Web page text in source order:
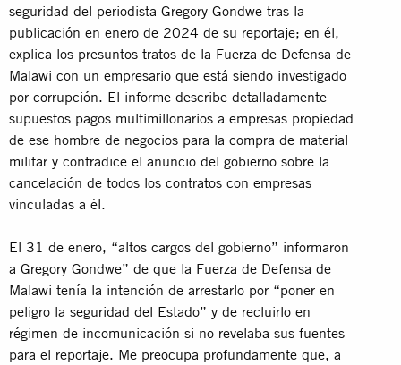
seguridad del periodista Gregory Gondwe tras la
publicación en enero de 2024 de su reportaje; en él,
explica los presuntos tratos de la Fuerza de Defensa de
Malawi con un empresario que está siendo investigado
por corrupción. El informe describe detalladamente
supuestos pagos multimillonarios a empresas propiedad
de ese hombre de negocios para la compra de material
militar y contradice el anuncio del gobierno sobre la
cancelación de todos los contratos con empresas
vinculadas a él.
El 31 de enero, “altos cargos del gobierno” informaron
a Gregory Gondwe” de que la Fuerza de Defensa de
Malawi tenía la intención de arrestarlo por “poner en
peligro la seguridad del Estado” y de recluirlo en
régimen de incomunicación si no revelaba sus fuentes
para el reportaje. Me preocupa profundamente que, a